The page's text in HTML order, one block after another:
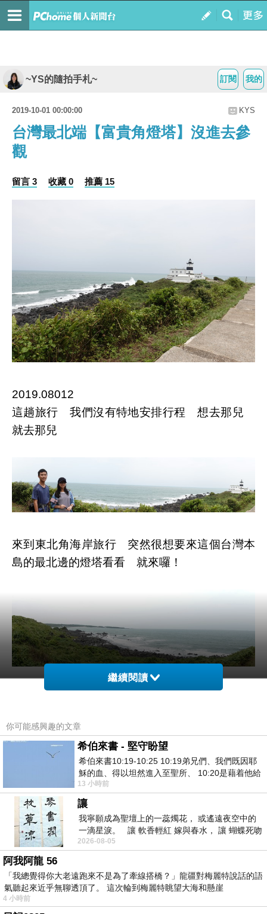
我的
訂閱
~YS的隨拍手札~
2019-10-01 00:00:00 KYS
台灣最北端【富貴角燈塔】沒進去參
觀
留言 3 收藏 0 推薦 15
2019.08012
這趟旅行 我們沒有特地安排行程 想去那兒
就去那兒
來到東北角海岸旅行 突然很想要來這個台灣本
島的最北邊的燈塔看看 就來囉！
繼續閱讀
你可能感興趣的文章
希伯來書 - 堅守盼望
希伯來書10:19-10:25 10:19弟兄們、我們既因耶
穌的血、得以坦然進入至聖所、 10:20是藉着他給
我們開了一條又新又活的路從幔子經過
13 小時前
讓
我寧願成為聖壇上的一蕊燭花， 或遙遠夜空中的
一滴星淚。 讓 軟香輕紅 嫁與春水， 讓 蝴蝶死吻
夏日最後一瓣玫瑰， 讓
2026-08-05
阿我阿龍 56
「我總覺得你大老遠跑來不是為了牽線搭橋？」龍疆對梅麗特說話的語
氣聽起來近乎無聊透頂了。 這次輪到梅麗特眺望大海和懸崖
4 小時前